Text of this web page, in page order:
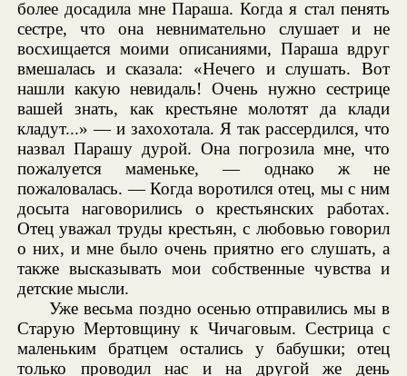
более досадила мне Параша. Когда я стал пенять
сестре, что она невнимательно слушает и не
восхищается моими описаниями, Параша вдруг
вмешалась и сказала: «Нечего и слушать. Вот
нашли какую невидаль! Очень нужно сестрице
вашей знать, как крестьяне молотят да клади
кладут...» — и захохотала. Я так рассердился, что
назвал Парашу дурой. Она погрозила мне, что
пожалуется маменьке, — однако ж не
пожаловалась. — Когда воротился отец, мы с ним
досыта наговорились о крестьянских работах.
Отец уважал труды крестьян, с любовью говорил
о них, и мне было очень приятно его слушать, а
также высказывать мои собственные чувства и
детские мысли.
Уже весьма поздно осенью отправились мы в
Старую Мертовщину к Чичаговым. Сестрица с
маленьким братцем остались у бабушки; отец
только проводил нас и на другой же день